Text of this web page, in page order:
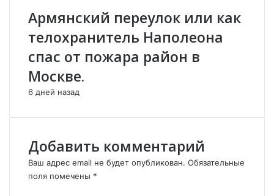
г
о
п
р
и
с
о
д
е
н
и
о
т
в
е
н
у
р
Армянский переулок или как
телохранитель Наполеона
спас от пожара район в
Москве.
6 дней назад
Добавить комментарий
Ваш адрес email не будет опубликован. Обязательные
поля помечены *